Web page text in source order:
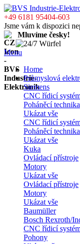
+49 6181 95404-603
Jsme vám k dispozici
Mluvíme česky!
Menu
Home
Průmyslová
Siemens
CNC řídicí
Poháněcí technika
Ukázat vše
CNC řídicí
Poháněcí technika
Ukázat vše
Kuka
Ovládací přístroje
Motory
Ukázat vše
Ovládací přístroje
Motory
Ukázat vše
Baumüller
Bosch Rexroth/
CNC řídicí
Pohony